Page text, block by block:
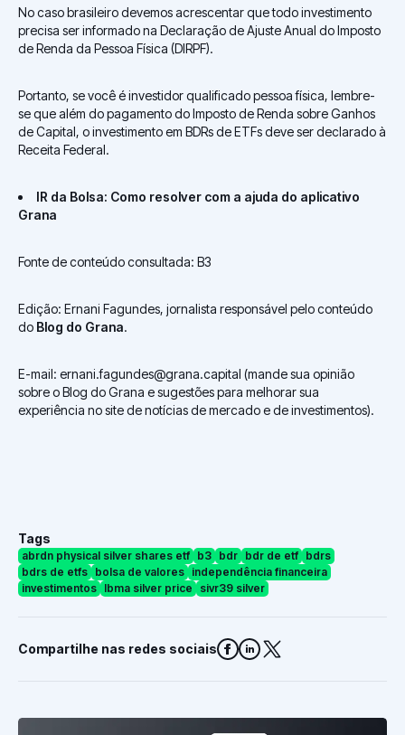
No caso brasileiro devemos acrescentar que todo investimento
precisa ser informado na Declaração de Ajuste Anual do Imposto
de Renda da Pessoa Física (DIRPF).
Portanto, se você é investidor qualificado pessoa física, lembre-
se que além do pagamento do Imposto de Renda sobre Ganhos
de Capital, o investimento em BDRs de ETFs deve ser declarado à
Receita Federal.
IR da Bolsa: Como resolver com a ajuda do aplicativo
Grana
Fonte de conteúdo consultada: B3
Edição: Ernani Fagundes, jornalista responsável pelo conteúdo
do Blog do Grana.
E-mail: ernani.fagundes@grana.capital (mande sua opinião
sobre o Blog do Grana e sugestões para melhorar sua
experiência no site de notícias de mercado e de investimentos).
Tags
abrdn physical silver shares etf b3 bdr bdr de etf bdrs
bdrs de etfs bolsa de valores independência financeira
investimentos lbma silver price sivr39 silver
Compartilhe nas redes sociais